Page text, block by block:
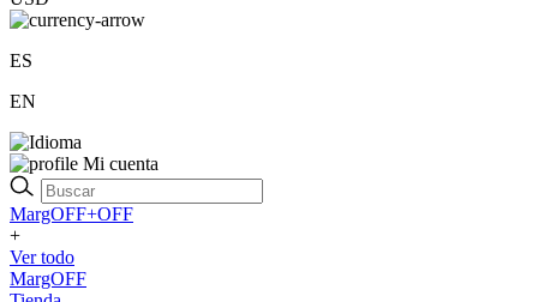
ES
EN
Mi cuenta
MargOFF+OFF
+
Ver todo
MargOFF